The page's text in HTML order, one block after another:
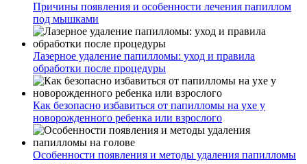
Причины появления и особенности лечения папиллом
под мышками
Лазерное удаление папилломы: уход и правила
обработки после процедуры
Как безопасно избавиться от папилломы на ухе у
новорожденного ребенка или взрослого
Особенности появления и методы удаления папилломы